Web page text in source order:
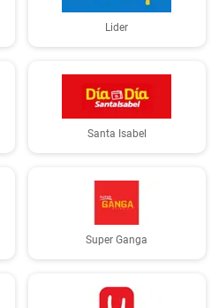
Lider
Santa Isabel
Super Ganga